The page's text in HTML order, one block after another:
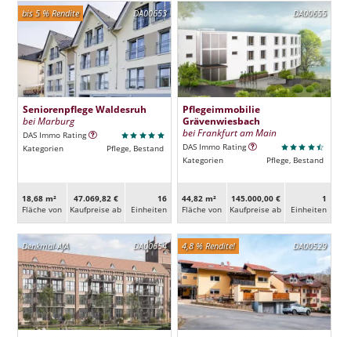
DA00653
bis 5 % Rendite
Seniorenpflege Waldesruh
bei Marburg
DAS Immo Rating
Kategorien
Pflege, Bestand
18,68 m²
Fläche von
47.069,82 €
Kaufpreise ab
16
Ein­heiten
DA00655
Pflegeimmobilie
Grävenwiesbach
bei Frankfurt am Main
DAS Immo Rating
Kategorien
Pflege, Bestand
44,82 m²
Fläche von
145.000,00 €
Kaufpreise ab
1
Ein­heiten
DA00654
Denkmal-AfA DA00529
4,8 % Rendite!